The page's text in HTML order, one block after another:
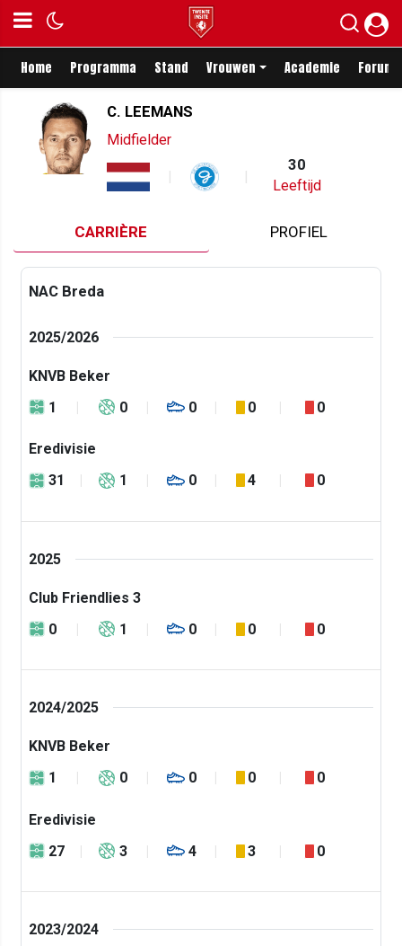
Home Programma Stand Vrouwen Academie Forum
C. LEEMANS
Midfielder
30
Leeftijd
CARRIÈRE PROFIEL
NAC Breda
2025/2026
KNVB Beker
1
0 0 0 0
Eredivisie
31
1 0 4 0
2025
Club Friendlies 3
0
1 0 0 0
2024/2025
KNVB Beker
1
0 0 0 0
Eredivisie
27
3 4 3 0
2023/2024